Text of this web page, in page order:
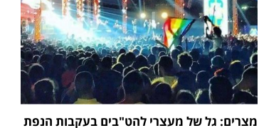
מצרים: גל של מעצרי להט"בים בעקבות הנפת